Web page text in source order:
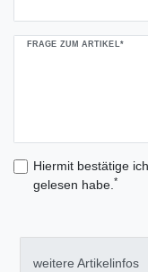
FRAGE ZUM ARTIKEL*
Hiermit bestätige
gelesen habe. *
weitere Artikelinfos